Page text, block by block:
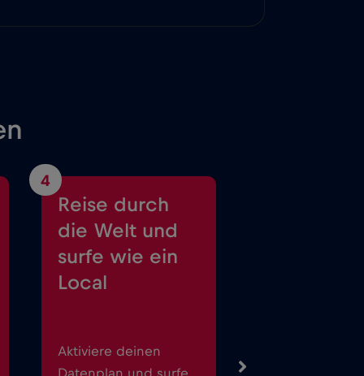
4
Reise durch
die Welt und
surfe wie ein
Local
Aktiviere deinen
Datenplan und surfe